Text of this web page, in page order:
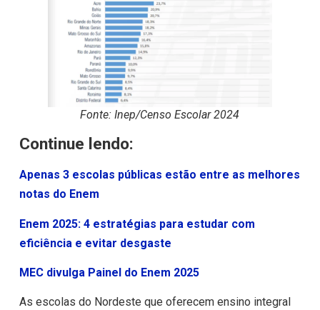
Fonte: Inep/Censo Escolar 2024
Continue lendo:
Apenas 3 escolas públicas estão entre as melhores
notas do Enem
Enem 2025: 4 estratégias para estudar com
eficiência e evitar desgaste
MEC divulga Painel do Enem 2025
As escolas do Nordeste que oferecem ensino integral